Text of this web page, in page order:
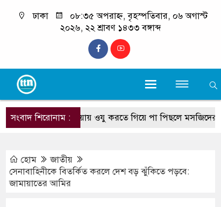
ঢাকা
০৮:৩৫ অপরাহ্ন, বৃহস্পতিবার, ০৬ অগাস্ট
২০২৬, ২২ শ্রাবণ ১৪৩৩ বঙ্গাব্দ
সংবাদ শিরোনাম :
পেকুয়ায় ওযু করতে গিয়ে পা পিছলে মসজিদের
হোম
জাতীয়
সেনাবাহিনীকে বিতর্কিত করলে দেশ বড় ঝুঁকিতে পড়বে:
জামায়াতের আমির